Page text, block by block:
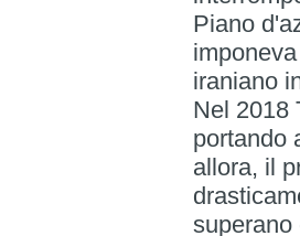
Piano
iraniano
Nel 2018
portando
allora, il
superano